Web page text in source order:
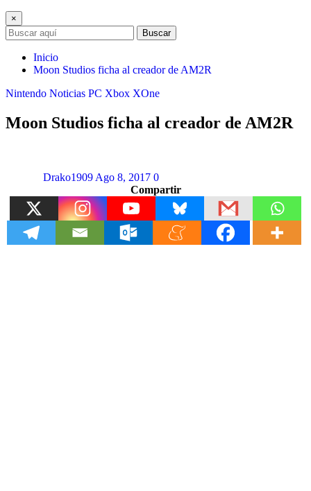
×
Buscar
Inicio
Moon Studios ficha al creador de AM2R
Nintendo Noticias PC Xbox XOne
Moon Studios ficha al creador de AM2R
Drako1909 Ago 8, 2017 0
Compartir